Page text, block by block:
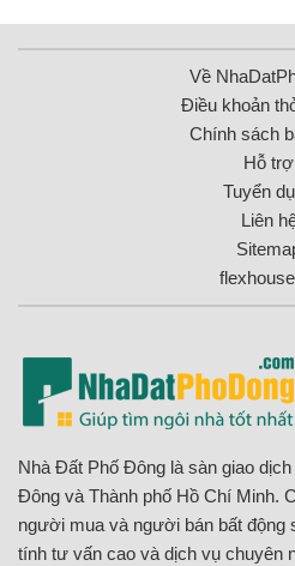
Về
Điều khoản
Chính sách
Hỗ trợ
Tuyển
Liên
Nhà Đất Phố Đông là sàn giao
Đông và Thành phố Hồ Chí Minh.
người mua và người bán bất động
tính tư vấn cao và dịch vụ chuyên